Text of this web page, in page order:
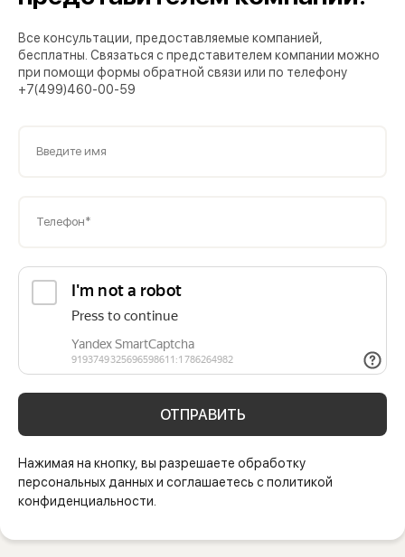
Все консультации, предоставляемые компанией,
бесплатны. Связаться с представителем компании можно
при помощи формы обратной связи или по телефону
+7(499)460-00-59
Введите имя
Телефон*
ОТПРАВИТЬ
Нажимая на кнопку, вы разрешаете обработку
персональных данных и соглашаетесь с политикой
конфиденциальности.